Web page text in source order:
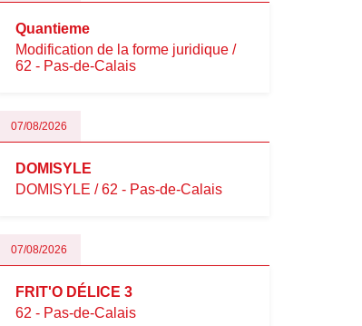
Quantieme
Modification de la forme juridique /
62 - Pas-de-Calais
07/08/2026
DOMISYLE
DOMISYLE / 62 - Pas-de-Calais
07/08/2026
FRIT'O DÉLICE 3
62 - Pas-de-Calais